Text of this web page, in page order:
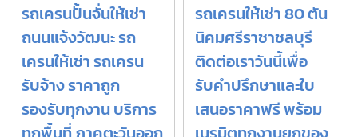
รถเครนปั้นจั่นให้เช่า
ถนนแจ้งวัฒนะ รถ
เครนให้เช่า รถเครน
รับจ้าง ราคาถูก
รองรับทุกงาน บริการ
รถเครนให้เช่า 80 ตัน
นิคมศรีราชาชลบุรี
ติดต่อเราวันนี้เพื่อ
รับคำปรึกษาและใบ
เสนอราคาฟรี พร้อม